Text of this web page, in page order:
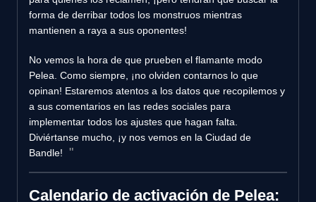
forma de derribar todos los monstruos mientras
mantienen a raya a sus oponentes!
No vemos la hora de que prueben el flamante modo
Pelea. Como siempre, ¡no olviden contarnos lo que
opinan! Estaremos atentos a los datos que recopilemos y
a sus comentarios en las redes sociales para
implementar todos los ajustes que hagan falta.
Diviértanse mucho, ¡y nos vemos en la Ciudad de
Bandle!
Calendario de activación de Pelea: